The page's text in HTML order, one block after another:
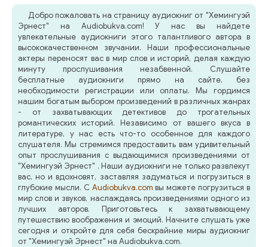
Добро пожаловать на страницу аудиокниг от "Хемингуэй
Эрнест" на Audiobukva.com! У нас вы найдете
увлекательные аудиокниги этого талантливого автора в
высококачественном звучании. Наши профессиональные
актеры переносят вас в мир слов и историй, делая каждую
минуту прослушивания незабвенной. Слушайте
бесплатные аудиокниги прямо на сайте, без
необходимости регистрации или оплаты. Мы гордимся
нашим богатым выбором произведений в различных жанрах
- от захватывающих детективов до трогательных
романтических историй. Независимо от вашего вкуса в
литературе, у нас есть что-то особенное для каждого
слушателя. Мы стремимся предоставить вам удивительный
опыт прослушивания с выдающимися произведениями от
"Хемингуэй Эрнест" . Наши аудиокниги не только развлекут
вас, но и вдохновят, заставляя задуматься и погрузиться в
глубокие мысли. С Audiobukva.com вы можете погрузиться в
мир слов и звуков, наслаждаясь произведениями одного из
лучших авторов. Приготовьтесь к захватывающему
путешествию воображения и эмоций. Начните слушать уже
сегодня и откройте для себя бескрайние миры аудиокниг
от "Хемингуэй Эрнест" на Audiobukva.com.